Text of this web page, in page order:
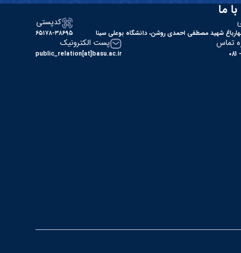
ما
شهید مصطفی احمدی روشن، دانشگاه بوعلی سینا
کدپستی
۶۵۱۷۸-۳۸۶۹۵
تماس پست الکترونیک
public_relation[at]basu.ac.ir